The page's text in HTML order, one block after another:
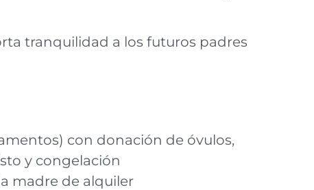
tranquilidad a los futuros padres
con donación de óvulos,
y congelación
madre de alquiler